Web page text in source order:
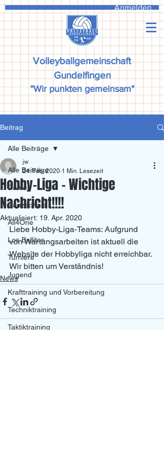
Anmelden
Volleyballgemeinschaft
Gundelfingen
"Wir punkten gemeinsam"
Beitrag
Alle Beiträge
Damen
Ranzadriala
All4One
Los Ballitos
Turniere
Jugend
Krafttraining und Vorbereitung
Techniktraining
Taktiktraining
Alle Beiträge
Hobby-Liga - Wichtige
Nachricht!!!!
jw
24. Feb. 2020 1 Min. Lesezeit
Aktualisiert: 19. Apr. 2020
Liebe Hobby-Liga-Teams: Aufgrund
von Wartungsarbeiten ist aktuell die
Website der Hobbyliga nicht erreichbar.
Wir bitten um Verständnis!
News